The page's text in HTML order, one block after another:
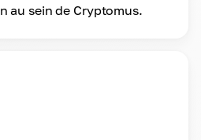
au sein de Cryptomus.